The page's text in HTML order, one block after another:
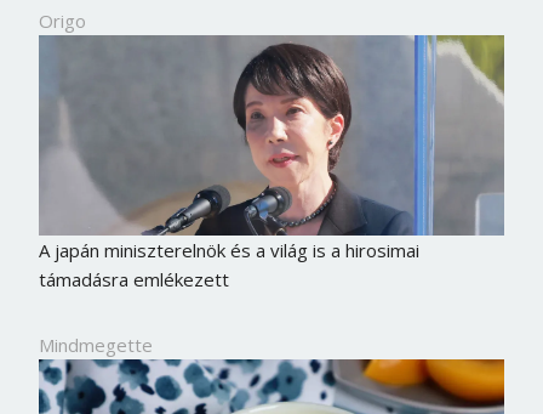
Origo
A japán miniszterelnök és a világ is a hirosimai
támadásra emlékezett
Mindmegette